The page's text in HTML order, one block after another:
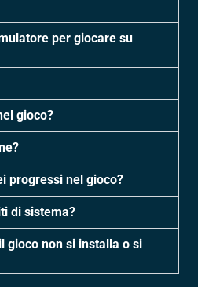
per giocare su
gioco?
progressi nel gioco?
di sistema?
gioco non si installa o si